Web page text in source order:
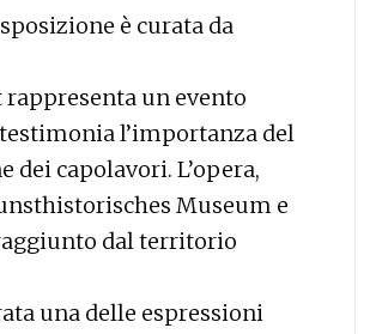
è curata da
un evento
l’importanza del
capolavori. L’opera,
Museum e
dal territorio
una delle espressioni